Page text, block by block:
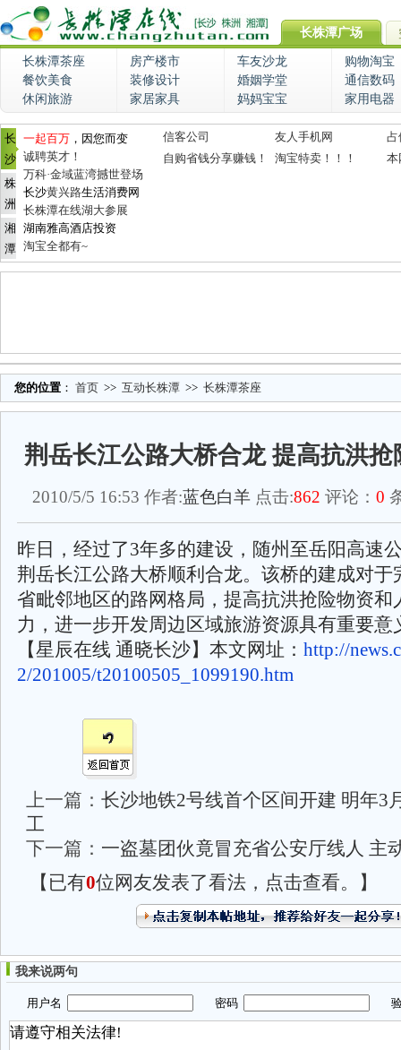
长株潭广场
长株潭茶座 房产楼市 车友沙龙
购物淘宝
餐饮美食
装修设计 婚姻学堂
通信数码
休闲旅游
家居家具 妈妈宝宝 家用电器
长
沙
株
洲
湘
潭
一起百万 ，因您而变
诚聘英才！
万科·金域蓝湾撼世登场
长沙黄兴路生活消费网
长株潭在线湖大参展
湖南雅高酒店投资
淘宝全都有~
信客公司 友人手机网
占
自购省钱分享赚钱！
淘宝特卖！！！ 本
您的位置 ： 首页 >> 互动长株潭 >> 长株潭茶座
荆岳长江公路大桥合龙 提高抗洪抢
2010/5/5 16:53 作者:蓝色白羊 点击:862 评论： 0
昨日，经过了3年多的建设，随州至岳阳高速
荆岳长江公路大桥顺利合龙。该桥的建成对于
省毗邻地区的路网格局，提高抗洪抢险物资和
力，进一步开发周边区域旅游资源具有重要意
【星辰在线 通晓长沙】本文网址： http://
2/201005/t20100505_1099190.htm
上一篇： 长沙地铁2号线首个区间开建 明年3
工
下一篇： 一盗墓团伙竟冒充省公安厅线人 主
【已有0位网友发表了看法，点击查看。】
我来说两句
用户名 密码 验